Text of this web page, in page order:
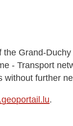
Grand-
- Transport
without further
.